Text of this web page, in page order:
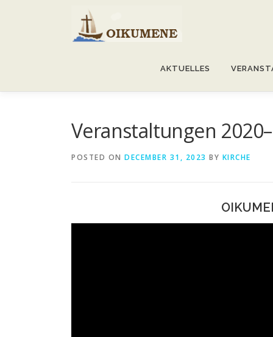
AKTUELLES
Veranstaltungen
POSTED ON DECEMBER 31, 2023 BY KIRCHE